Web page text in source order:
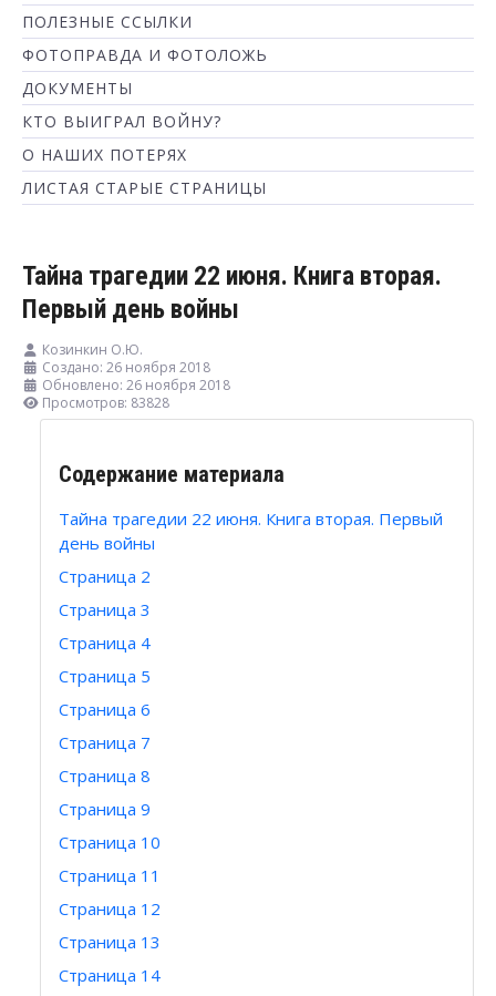
ПОЛЕЗНЫЕ ССЫЛКИ
ФОТОПРАВДА И ФОТОЛОЖЬ
ДОКУМЕНТЫ
КТО ВЫИГРАЛ ВОЙНУ?
О НАШИХ ПОТЕРЯХ
ЛИСТАЯ СТАРЫЕ СТРАНИЦЫ
Тайна трагедии 22 июня. Книга вторая.
Первый день войны
Козинкин О.Ю.
Создано: 26 ноября 2018
Обновлено: 26 ноября 2018
Просмотров: 83828
Содержание материала
Тайна трагедии 22 июня. Книга вторая. Первый
день войны
Страница 2
Страница 3
Страница 4
Страница 5
Страница 6
Страница 7
Страница 8
Страница 9
Страница 10
Страница 11
Страница 12
Страница 13
Страница 14